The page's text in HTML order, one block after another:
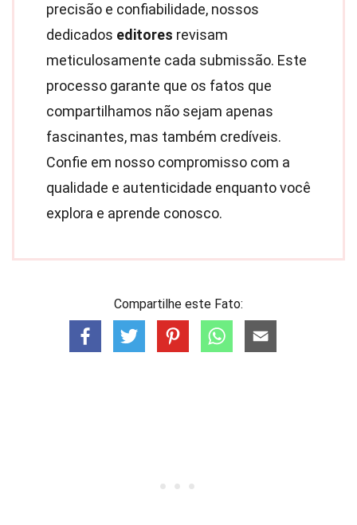
precisão e confiabilidade, nossos
dedicados editores revisam
meticulosamente cada submissão. Este
processo garante que os fatos que
compartilhamos não sejam apenas
fascinantes, mas também credíveis.
Confie em nosso compromisso com a
qualidade e autenticidade enquanto você
explora e aprende conosco.
Compartilhe este Fato: